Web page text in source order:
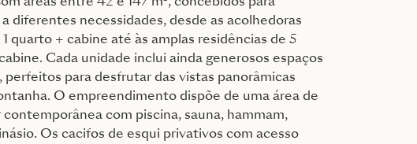
áreas entre 42 e 147 m², concebidos para
diferentes necessidades, desde as acolhedoras
quarto + cabine até às amplas residências de 5
Cada unidade inclui ainda generosos espaços
perfeitos para desfrutar das vistas panorâmicas
O empreendimento dispõe de uma área de
com piscina, sauna, hammam,
Os cacifos de esqui privativos com acesso